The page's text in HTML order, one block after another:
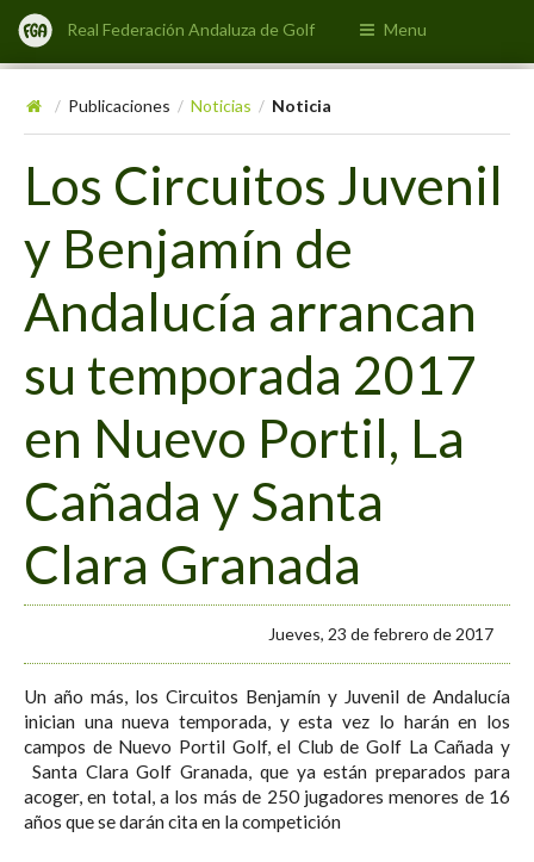
Real Federación Andaluza de Golf Menu
/ Publicaciones / Noticias / Noticia
Los Circuitos Juvenil
y Benjamín de
Andalucía arrancan
su temporada 2017
en Nuevo Portil, La
Cañada y Santa
Clara Granada
Jueves, 23 de febrero de 2017
Un año más, los Circuitos Benjamín y Juvenil de Andalucía
inician una nueva temporada, y esta vez lo harán en los
campos de Nuevo Portil Golf, el Club de Golf La Cañada y
Santa Clara Golf Granada, que ya están preparados para
acoger, en total, a los más de 250 jugadores menores de 16
años que se darán cita en la competición